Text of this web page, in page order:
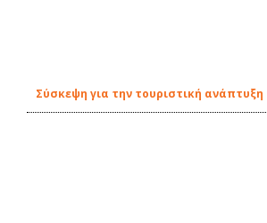
Σύσκεψη για την τουριστική